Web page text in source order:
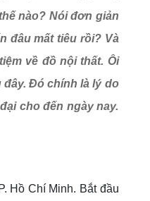
nào? Nói đơn giản
đâu mất tiêu rồi? Và
về đồ nội thất. Ôi
Đó chính là lý do
cho đến ngày nay.
Hồ Chí Minh. Bắt đầu